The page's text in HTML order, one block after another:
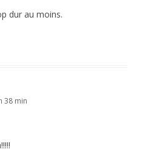
dur au moins.
38 min